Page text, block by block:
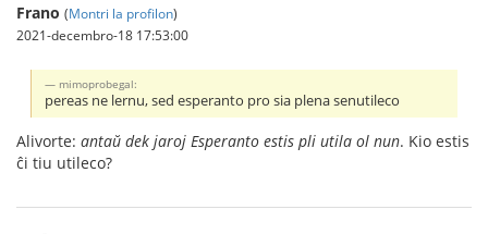
Frano (Montri la profilon)
2021-decembro-18 17:53:00
mimoprobegal:
pereas ne lernu, sed esperanto pro sia plena senutileco
Alivorte: antaŭ dek jaroj Esperanto estis pli utila ol nun. Kio estis
ĉi tiu utileco?